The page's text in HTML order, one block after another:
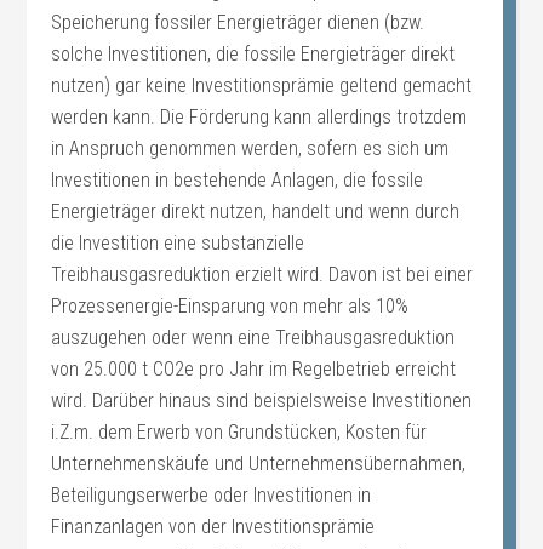
Speicherung fossiler Energieträger dienen (bzw.
solche Investitionen, die fossile Energieträger direkt
nutzen) gar keine Investitionsprämie geltend gemacht
werden kann. Die Förderung kann allerdings trotzdem
in Anspruch genommen werden, sofern es sich um
Investitionen in bestehende Anlagen, die fossile
Energieträger direkt nutzen, handelt und wenn durch
die Investition eine substanzielle
Treibhausgasreduktion erzielt wird. Davon ist bei einer
Prozessenergie-Einsparung von mehr als 10%
auszugehen oder wenn eine Treibhausgasreduktion
von 25.000 t CO2e pro Jahr im Regelbetrieb erreicht
wird. Darüber hinaus sind beispielsweise Investitionen
i.Z.m. dem Erwerb von Grundstücken, Kosten für
Unternehmenskäufe und Unternehmensübernahmen,
Beteiligungserwerbe oder Investitionen in
Finanzanlagen von der Investitionsprämie